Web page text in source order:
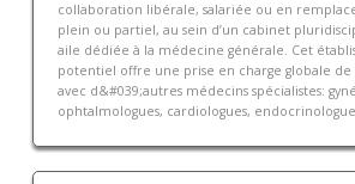
collaboration libérale, salariée ou en
plein ou partiel, au sein d’un cabinet
aile dédiée à la médecine générale. Cet
potentiel offre une prise en charge globale
avec d&#039;autres médecins spécialistes:
ophtalmologues, cardiologues,